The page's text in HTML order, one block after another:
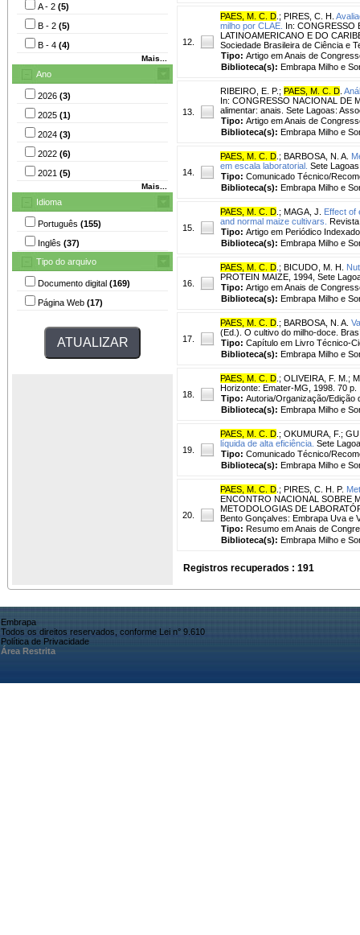
A - 2 (5)
B - 2 (5)
B - 4 (4)
Mais...
Ano
2026 (3)
2025 (1)
2024 (3)
2022 (6)
2021 (5)
Mais...
Idioma
Português (155)
Inglês (37)
Tipo do arquivo
Documento digital (169)
Página Web (17)
12.
PAES, M. C. D ; PIRES, C. H.
milho por CLAE. In: CONGRESSO
LATINOAMERICANO E DO
Sociedade Brasileira de Ciência e
Tipo: Artigo em Anais de
Biblioteca(s): Embrapa Milho e
13.
RIBEIRO, E. P. ; PAES, M. C. D
In: CONGRESSO NACIONAL DE
alimentar: anais. Sete Lagoas:
Tipo: Artigo em Anais de
Biblioteca(s): Embrapa Milho e
14.
PAES, M. C. D ; BARBOSA, N. A.
em escala laboratorial. Sete
Tipo: Comunicado Técnico/
Biblioteca(s): Embrapa Milho e
15.
PAES, M. C. D ; MAGA, J.
Effect of
and normal maize cultivars.
Tipo: Artigo em Periódico Indexado
Biblioteca(s): Embrapa Milho e
16.
PAES, M. C. D ; BICUDO, M. H.
PROTEIN MAIZE, 1994, Sete
Tipo: Artigo em Anais de
Biblioteca(s): Embrapa Milho e
17.
PAES, M. C. D ; BARBOSA, N. A.
(Ed.). O cultivo do milho-doce.
Tipo: Capítulo em Livro Técnico-
Biblioteca(s): Embrapa Milho e
18.
PAES, M. C. D ; OLIVEIRA, F. M. ;
Horizonte: Emater-MG, 1998. 70 p.
Tipo: Autoria/Organização/Edição
Biblioteca(s): Embrapa Milho e
19.
PAES, M. C. D ; OKUMURA, F. ;
líquida de alta eficiência. Sete
Tipo: Comunicado Técnico/
Biblioteca(s): Embrapa Milho e
20.
PAES, M. C. D ; PIRES, C. H. P.
ENCONTRO NACIONAL SOBRE
METODOLOGIAS DE
Bento Gonçalves: Embrapa Uva e
Tipo: Resumo em Anais de
Biblioteca(s): Embrapa Milho e
Registros recuperados : 191
Embrapa
Todos os direitos reservados, conforme Lei n° 9.610
Política de Privacidade
Área Restrita